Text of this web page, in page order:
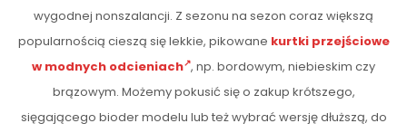
wygodnej nonszalancji. Z sezonu na sezon coraz większą
popularnością cieszą się lekkie, pikowane kurtki przejściowe
w modnych odcieniach , np. bordowym, niebieskim czy
brązowym. Możemy pokusić się o zakup krótszego,
sięgającego bioder modelu lub też wybrać wersję dłuższą, do